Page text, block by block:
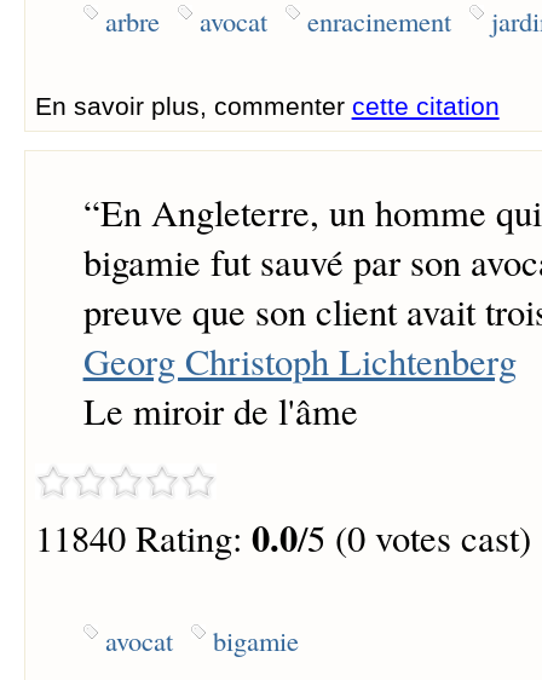
arbre avocat enracinement
En savoir plus, commenter cette citation
“En Angleterre, un homme
bigamie fut sauvé par son
preuve que son client avait
Georg Christoph Lichtenberg
Le miroir de l'âme
11840 Rating: 0.0/5 (0 votes cast)
avocat bigamie